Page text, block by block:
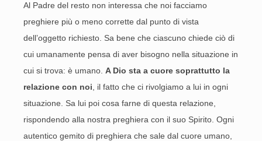
Al Padre del resto non interessa che noi facciamo
preghiere più o meno corrette dal punto di vista
dell’oggetto richiesto. Sa bene che ciascuno chiede ciò di
cui umanamente pensa di aver bisogno nella situazione in
cui si trova: è umano. A Dio sta a cuore soprattutto la
relazione con noi , il fatto che ci rivolgiamo a lui in ogni
situazione. Sa lui poi cosa farne di questa relazione,
rispondendo alla nostra preghiera con il suo Spirito. Ogni
autentico gemito di preghiera che sale dal cuore umano,